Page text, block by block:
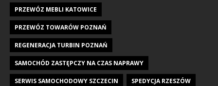
PRZEWÓZ MEBLI KATOWICE
PRZEWÓZ TOWARÓW POZNAŃ
REGENERACJA TURBIN POZNAŃ
SAMOCHÓD ZASTĘPCZY NA CZAS NAPRAWY
SERWIS SAMOCHODOWY SZCZECIN SPEDYCJA RZESZÓW